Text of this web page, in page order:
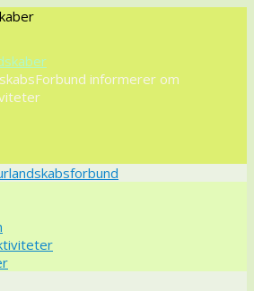
informerer om